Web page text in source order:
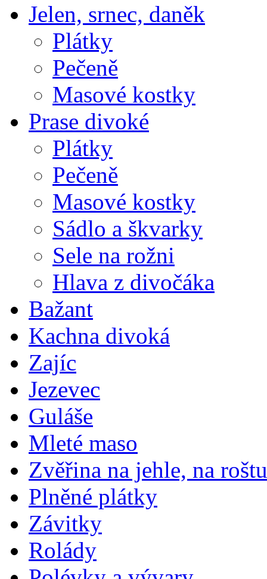
Jelen, srnec, daněk
Plátky
Pečeně
Masové kostky
Prase divoké
Plátky
Pečeně
Masové kostky
Sádlo a škvarky
Sele na rožni
Hlava z divočáka
Bažant
Kachna divoká
Zajíc
Jezevec
Guláše
Mleté maso
Zvěřina na jehle, na roštu
Plněné plátky
Závitky
Rolády